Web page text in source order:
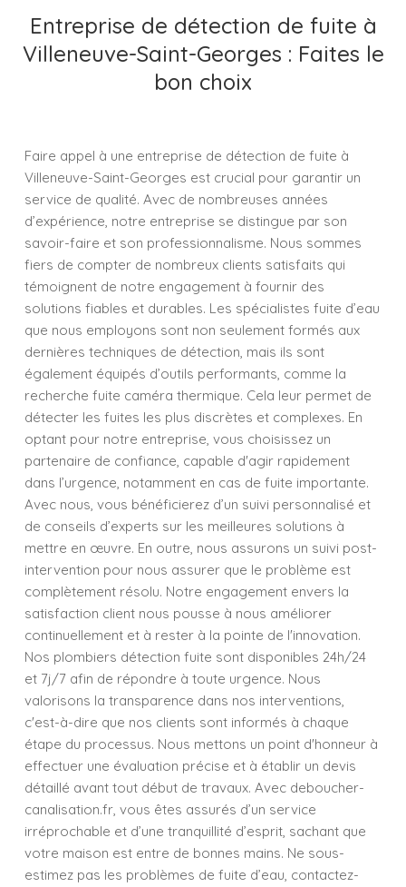
Entreprise de détection de fuite à
Villeneuve-Saint-Georges : Faites le
bon choix
Faire appel à une entreprise de détection de fuite à
Villeneuve-Saint-Georges est crucial pour garantir un
service de qualité. Avec de nombreuses années
d’expérience, notre entreprise se distingue par son
savoir-faire et son professionnalisme. Nous sommes
fiers de compter de nombreux clients satisfaits qui
témoignent de notre engagement à fournir des
solutions fiables et durables. Les spécialistes fuite d’eau
que nous employons sont non seulement formés aux
dernières techniques de détection, mais ils sont
également équipés d’outils performants, comme la
recherche fuite caméra thermique. Cela leur permet de
détecter les fuites les plus discrètes et complexes. En
optant pour notre entreprise, vous choisissez un
partenaire de confiance, capable d'agir rapidement
dans l’urgence, notamment en cas de fuite importante.
Avec nous, vous bénéficierez d’un suivi personnalisé et
de conseils d’experts sur les meilleures solutions à
mettre en œuvre. En outre, nous assurons un suivi post-
intervention pour nous assurer que le problème est
complètement résolu. Notre engagement envers la
satisfaction client nous pousse à nous améliorer
continuellement et à rester à la pointe de l'innovation.
Nos plombiers détection fuite sont disponibles 24h/24
et 7j/7 afin de répondre à toute urgence. Nous
valorisons la transparence dans nos interventions,
c'est-à-dire que nos clients sont informés à chaque
étape du processus. Nous mettons un point d'honneur à
effectuer une évaluation précise et à établir un devis
détaillé avant tout début de travaux. Avec deboucher-
canalisation.fr, vous êtes assurés d’un service
irréprochable et d’une tranquillité d’esprit, sachant que
votre maison est entre de bonnes mains. Ne sous-
estimez pas les problèmes de fuite d’eau, contactez-